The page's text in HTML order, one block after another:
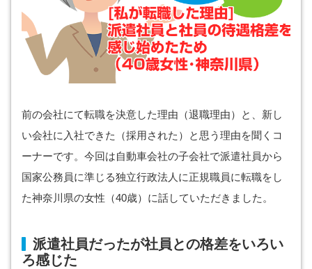
前の会社にて転職を決意した理由（退職理由）と、新し
い会社に入社できた（採用された）と思う理由を聞くコ
ーナーです。今回は自動車会社の子会社で派遣社員から
国家公務員に準じる独立行政法人に正規職員に転職をし
た神奈川県の女性（40歳）に話していただきました。
派遣社員だったが社員との格差をいろい
ろ感じた